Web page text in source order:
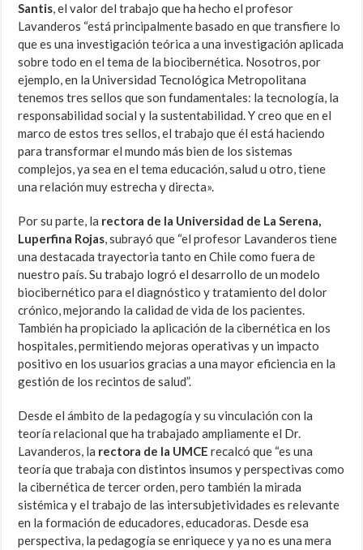
Santis, el valor del trabajo que ha hecho el profesor
Lavanderos “está principalmente basado en que transfiere lo
que es una investigación teórica a una investigación aplicada
sobre todo en el tema de la biocibernética. Nosotros, por
ejemplo, en la Universidad Tecnológica Metropolitana
tenemos tres sellos que son fundamentales: la tecnología, la
responsabilidad social y la sustentabilidad. Y creo que en el
marco de estos tres sellos, el trabajo que él está haciendo
para transformar el mundo más bien de los sistemas
complejos, ya sea en el tema educación, salud u otro, tiene
una relación muy estrecha y directa».
Por su parte, la rectora de la Universidad de La Serena,
Luperfina Rojas, subrayó que “el profesor Lavanderos tiene
una destacada trayectoria tanto en Chile como fuera de
nuestro país. Su trabajo logró el desarrollo de un modelo
biocibernético para el diagnóstico y tratamiento del dolor
crónico, mejorando la calidad de vida de los pacientes.
También ha propiciado la aplicación de la cibernética en los
hospitales, permitiendo mejoras operativas y un impacto
positivo en los usuarios gracias a una mayor eficiencia en la
gestión de los recintos de salud”.
Desde el ámbito de la pedagogía y su vinculación con la
teoría relacional que ha trabajado ampliamente el Dr.
Lavanderos, la rectora de la UMCE recalcó que “es una
teoría que trabaja con distintos insumos y perspectivas como
la cibernética de tercer orden, pero también la mirada
sistémica y el trabajo de las intersubjetividades es relevante
en la formación de educadores, educadoras. Desde esa
perspectiva, la pedagogía se enriquece y ya no es una mera